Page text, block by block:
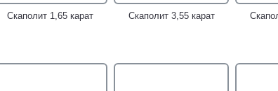
Скаполит 1,65 карат Скаполит 3,55 карат